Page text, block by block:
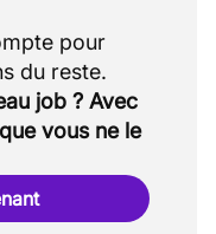
pour
job ? Avec
vous ne le